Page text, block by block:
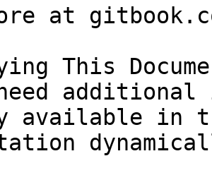
at
This
available in